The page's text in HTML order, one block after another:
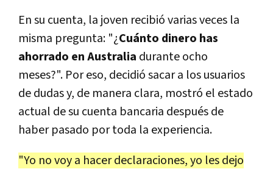
En su cuenta, la joven recibió varias veces la
misma pregunta: "¿Cuánto dinero has
ahorrado en Australia durante ocho
meses?". Por eso, decidió sacar a los usuarios
de dudas y, de manera clara, mostró el estado
actual de su cuenta bancaria después de
haber pasado por toda la experiencia.
"Yo no voy a hacer declaraciones, yo les dejo